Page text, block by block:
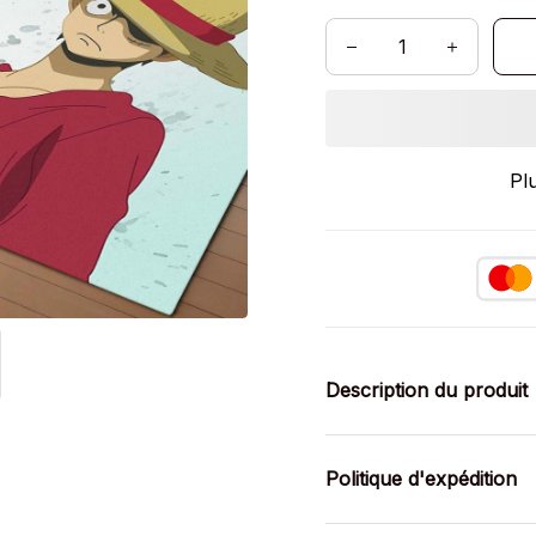
Description du produit
Politique d'expédition